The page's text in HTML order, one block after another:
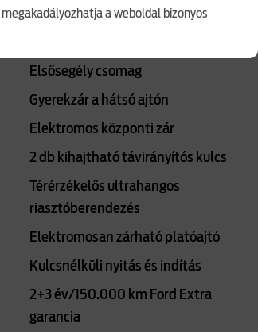
Utasoldali légzsák
Elsősegély csomag
Gyerekzár a hátsó ajtón
Elektromos központi zár
2 db kihajtható távirányítós kulcs
Térérzékelős ultrahangos
riasztóberendezés
Elektromosan zárható platóajtó
Kulcsnélküli nyitás és indítás
2+3 év/150.000 km Ford Extra
garancia
a weboldal bizonyos